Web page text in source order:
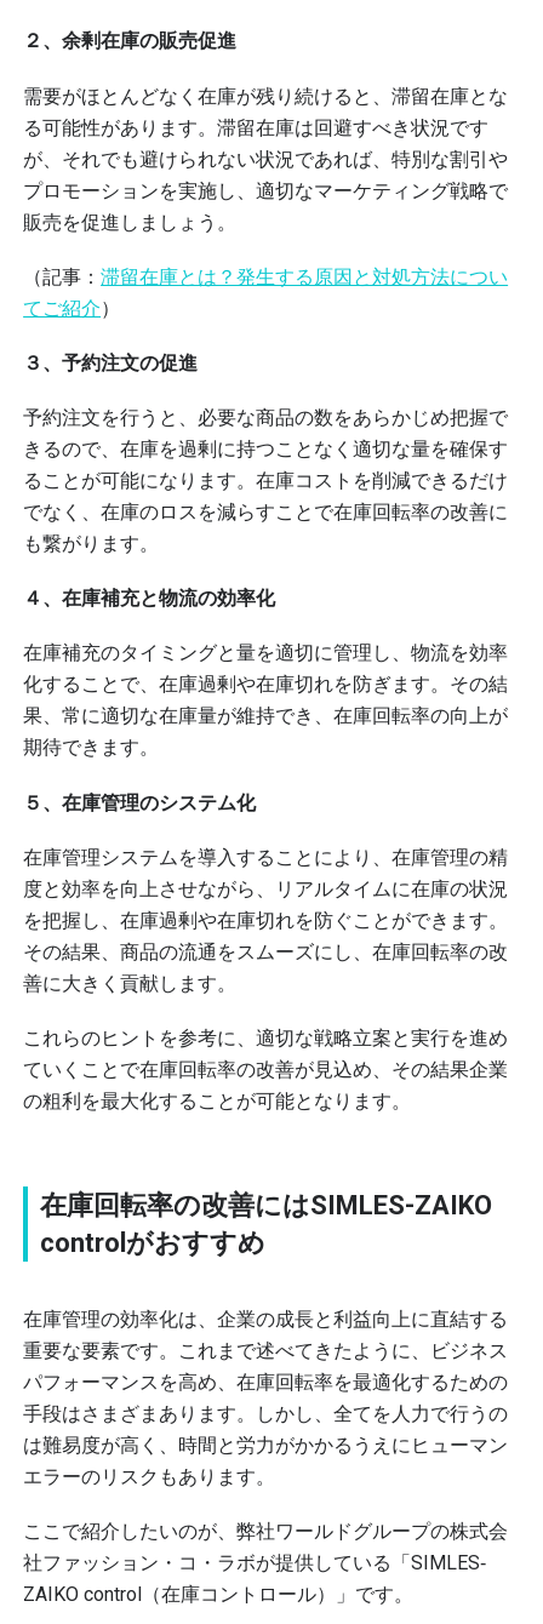
２、余剰在庫の販売促進
需要がほとんどなく在庫が残り続けると、滞留在庫とな
る可能性があります。滞留在庫は回避すべき状況です
が、それでも避けられない状況であれば、特別な割引や
プロモーションを実施し、適切なマーケティング戦略で
販売を促進しましょう。
（記事：滞留在庫とは？発生する原因と対処方法につい
てご紹介）
３、予約注文の促進
予約注文を行うと、必要な商品の数をあらかじめ把握で
きるので、在庫を過剰に持つことなく適切な量を確保す
ることが可能になります。在庫コストを削減できるだけ
でなく、在庫のロスを減らすことで在庫回転率の改善に
も繋がります。
４、在庫補充と物流の効率化
在庫補充のタイミングと量を適切に管理し、物流を効率
化することで、在庫過剰や在庫切れを防ぎます。その結
果、常に適切な在庫量が維持でき、在庫回転率の向上が
期待できます。
５、在庫管理のシステム化
在庫管理システムを導入することにより、在庫管理の精
度と効率を向上させながら、リアルタイムに在庫の状況
を把握し、在庫過剰や在庫切れを防ぐことができます。
その結果、商品の流通をスムーズにし、在庫回転率の改
善に大きく貢献します。
これらのヒントを参考に、適切な戦略立案と実行を進め
ていくことで在庫回転率の改善が見込め、その結果企業
の粗利を最大化することが可能となります。
在庫回転率の改善にはSIMLES-ZAIKO
controlがおすすめ
在庫管理の効率化は、企業の成長と利益向上に直結する
重要な要素です。これまで述べてきたように、ビジネス
パフォーマンスを高め、在庫回転率を最適化するための
手段はさまざまあります。しかし、全てを人力で行うの
は難易度が高く、時間と労力がかかるうえにヒューマン
エラーのリスクもあります。
ここで紹介したいのが、弊社ワールドグループの株式会
社ファッション・コ・ラボが提供している 「SIMLES‐
ZAIKO control（在庫コントロール）」です。